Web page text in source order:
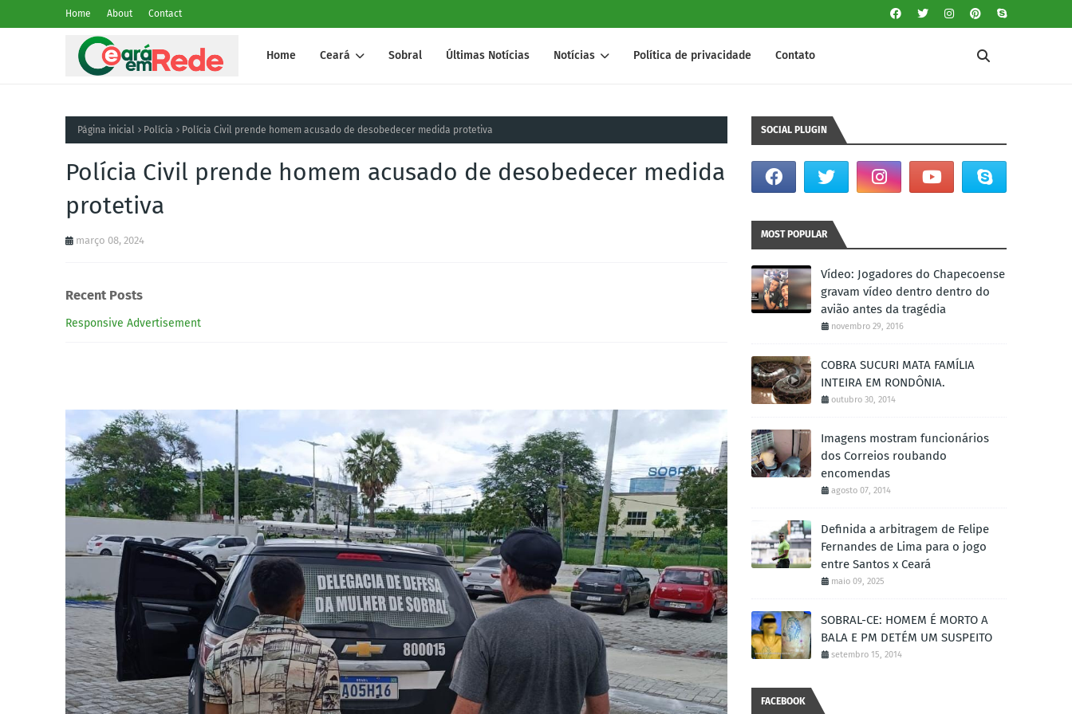
Home About Contact
Home Ceará Sobral Últimas Notícias Notícias Política de privacidade Contato
Página inicial Polícia Polícia Civil prende homem acusado de desobedecer medida protetiva
Polícia Civil prende homem acusado de desobedecer medida
protetiva
março 08, 2024
Recent Posts
Responsive Advertisement
SOCIAL PLUGIN
MOST POPULAR
Vídeo: Jogadores do Chapecoense
gravam vídeo dentro dentro do
avião antes da tragédia
novembro 29, 2016
COBRA SUCURI MATA FAMÍLIA
INTEIRA EM RONDÔNIA.
outubro 30, 2014
Imagens mostram funcionários
dos Correios roubando
encomendas
agosto 07, 2014
Definida a arbitragem de Felipe
Fernandes de Lima para o jogo
entre Santos x Ceará
maio 09, 2025
SOBRAL-CE: HOMEM É MORTO A
BALA E PM DETÉM UM SUSPEITO
setembro 15, 2014
FACEBOOK